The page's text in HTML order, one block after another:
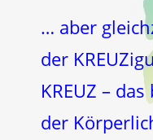
… aber
der
KREUZ –
der